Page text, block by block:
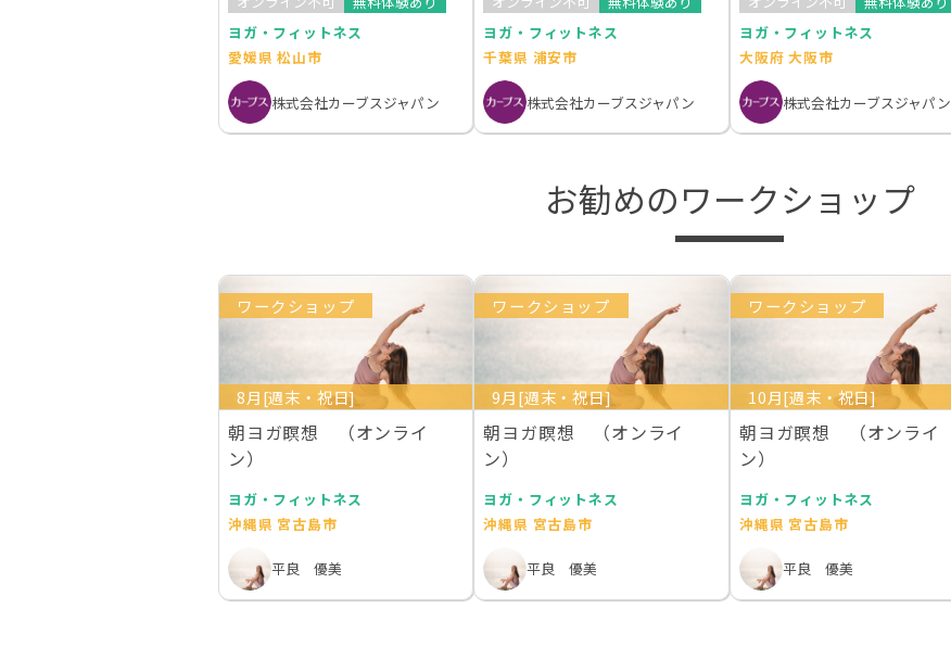
ヨガ・フィットネス
愛媛県 松山市
株式会社カーブスジャパン
ヨガ・フィットネス
千葉県 浦安市
株式会社カーブスジャパン
ヨガ・フィットネス
大阪府 大阪市
株式会社カーブスジャパン
お勧めのワークショップ
ワークショップ
8月[週末・祝日]
朝ヨガ瞑想 （オンライ
ン）
ヨガ・フィットネス
沖縄県 宮古島市
平良 優美
ワークショップ
9月[週末・祝日]
朝ヨガ瞑想 （オンライ
ン）
ヨガ・フィットネス
沖縄県 宮古島市
平良 優美
ワークショップ
10月[週末・祝日]
朝ヨガ瞑想 （オンライ
ン）
ヨガ・フィットネス
沖縄県 宮古島市
平良 優美